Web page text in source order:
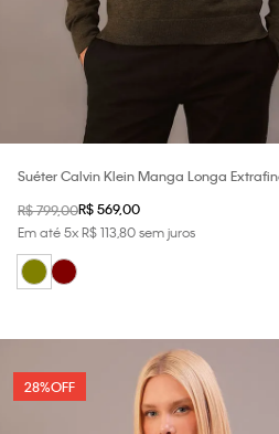
Suéter Calvin Klein Manga Longa
R$799,00R$569,00
Em até5xR$11380sem juros
28%OFF